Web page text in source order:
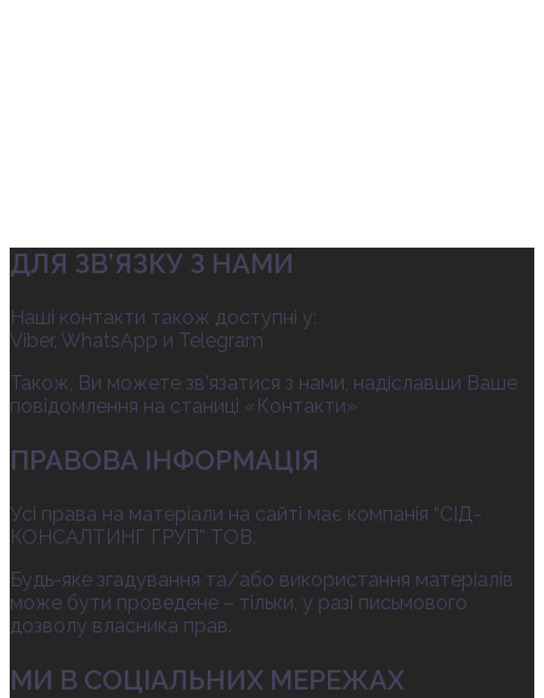
ДЛЯ ЗВ’ЯЗКУ З НАМИ
Наші контакти також доступні у:
Viber, WhatsApp и Telegram
Також, Ви можете зв’язатися з нами, надіславши Ваше
повідомлення на станиці «Контакти»
ПРАВОВА ІНФОРМАЦІЯ
Усі права на матеріали на сайті має компанія “СІД-
КОНСАЛТИНГ ГРУП” ТОВ.
Будь-яке згадування та/або використання матеріалів
може бути проведене – тільки, у разі письмового
дозволу власника прав.
МИ В СОЦІАЛЬНИХ МЕРЕЖАХ